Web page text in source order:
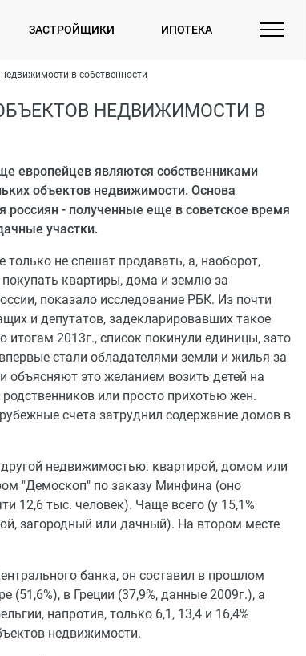
ЗАСТРОЙЩИКИ ИПОТЕКА
в собственности
НЕДВИЖИМОСТИ В
европейцев являются собственниками
объектов недвижимости. Основа
россиян - полученные еще в советское время
участки.
только не спешат продавать, а, наоборот,
квартиры, дома и землю за
показало исследование РБК. Из почти
и депутатов, задекларировавших такое
итогам 2013г., список покинули единицы, зато
стали обладателями земли и жилья за
объясняют это желанием возить детей на
родственников или просто прихотью жен.
счета затруднил содержание домов в
недвижимостью: квартирой, домом или
"Демоскоп" по заказу Минфина (оно
12,6 тыс. человек). Чаще всего (у 15,1%
загородный или дачный). На втором месте
банка, он составил в прошлом
в Греции (37,9%, данные 2009г.), а
напротив, только 6,1, 13,4 и 16,4%
недвижимости.